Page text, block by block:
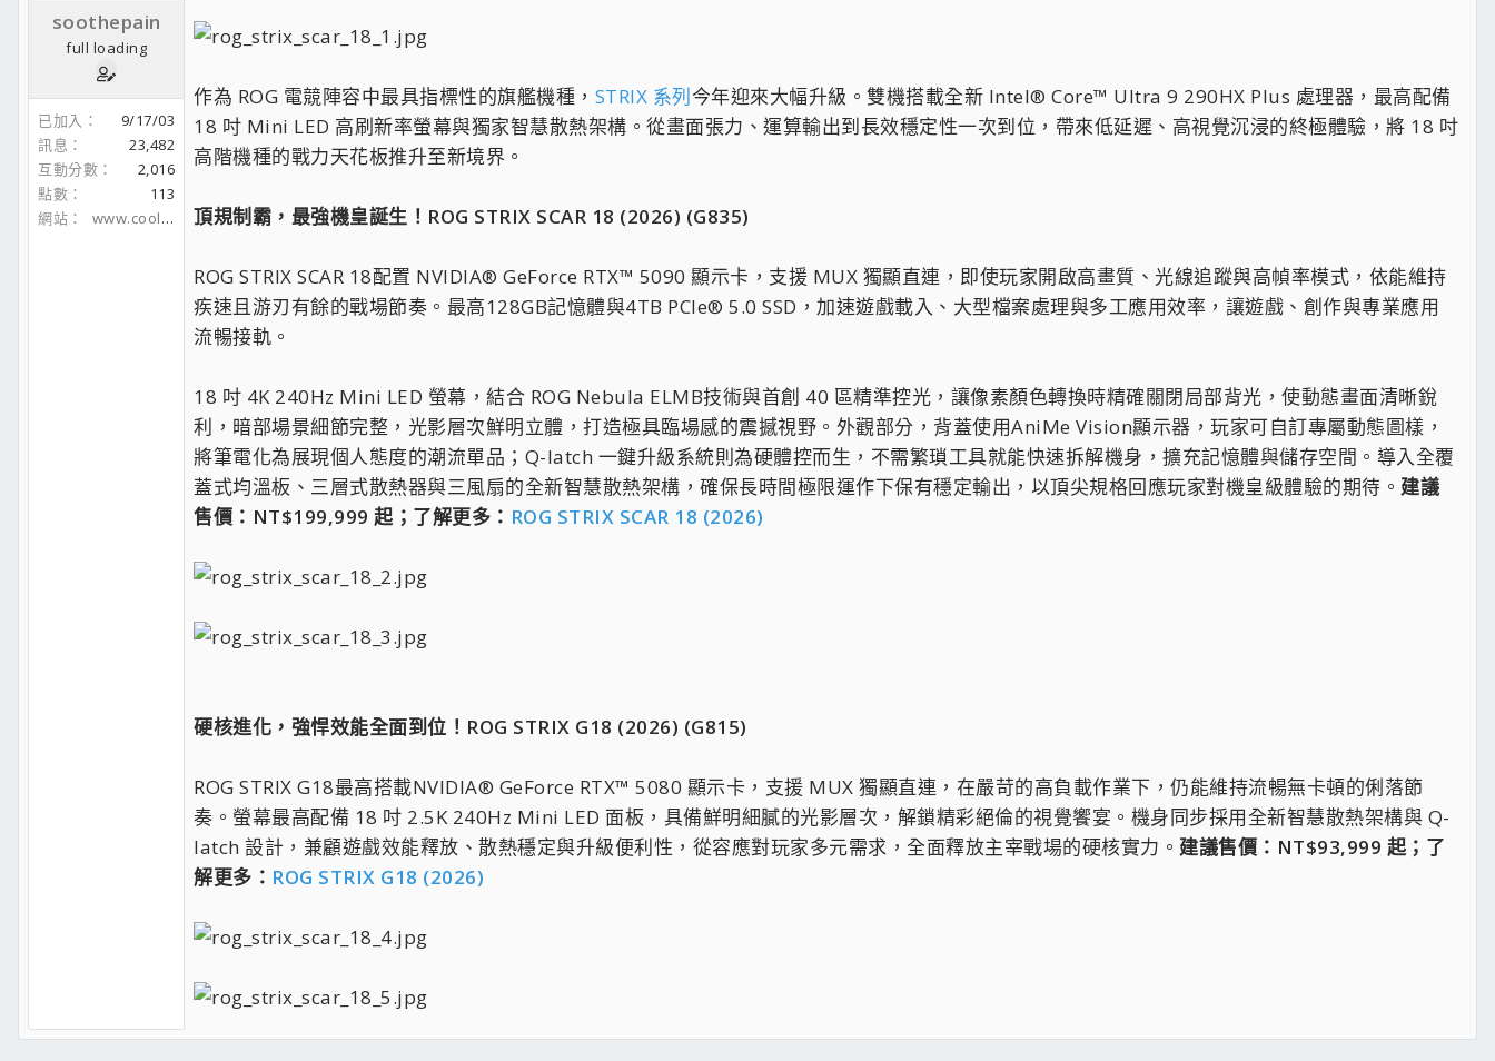
soothepain
full loading
已加入
9/17/03
訊息
23,482
互動分數
2,016
點數
113
網站
www.coolaler.com
作為 ROG 電競陣容中最具指標性的旗艦機種， STRIX 系列今年迎來大幅升級。雙機搭載全新 Intel® Core™ Ultra 9 290HX Plus 處理器，最高配備
18 吋 Mini LED 高刷新率螢幕與獨家智慧散熱架構。從畫面張力、運算輸出到長效穩定性一次到位，帶來低延遲、高視覺沉浸的終極體驗，將 18 吋
高階機種的戰力天花板推升至新境界。
頂規制霸，最強機皇誕生！ROG STRIX SCAR 18 (2026) (G835)
ROG STRIX SCAR 18配置 NVIDIA® GeForce RTX™ 5090 顯示卡，支援 MUX 獨顯直連，即使玩家開啟高畫質、光線追蹤與高幀率模式，依能維持
疾速且游刃有餘的戰場節奏。最高128GB記憶體與4TB PCIe® 5.0 SSD，加速遊戲載入、大型檔案處理與多工應用效率，讓遊戲、創作與專業應用
流暢接軌。
18 吋 4K 240Hz Mini LED 螢幕，結合 ROG Nebula ELMB技術與首創 40 區精準控光，讓像素顏色轉換時精確關閉局部背光，使動態畫面清晰銳
利，暗部場景細節完整，光影層次鮮明立體，打造極具臨場感的震撼視野。外觀部分，背蓋使用AniMe Vision顯示器，玩家可自訂專屬動態圖樣，
將筆電化為展現個人態度的潮流單品；Q-latch 一鍵升級系統則為硬體控而生，不需繁瑣工具就能快速拆解機身，擴充記憶體與儲存空間。導入全覆
蓋式均溫板、三層式散熱器與三風扇的全新智慧散熱架構，確保長時間極限運作下保有穩定輸出，以頂尖規格回應玩家對機皇級體驗的期待。 建議
售價：NT$199,999 起；了解更多： ROG STRIX SCAR 18 (2026)
硬核進化，強悍效能全面到位！ROG STRIX G18 (2026) (G815)
ROG STRIX G18最高搭載NVIDIA® GeForce RTX™ 5080 顯示卡，支援 MUX 獨顯直連，在嚴苛的高負載作業下，仍能維持流暢無卡頓的俐落節
奏。螢幕最高配備 18 吋 2.5K 240Hz Mini LED 面板，具備鮮明細膩的光影層次，解鎖精彩絕倫的視覺饗宴。機身同步採用全新智慧散熱架構與 Q-
latch 設計，兼顧遊戲效能釋放、散熱穩定與升級便利性，從容應對玩家多元需求，全面釋放主宰戰場的硬核實力。 建議售價：NT$93,999 起；了
解更多： ROG STRIX G18 (2026)